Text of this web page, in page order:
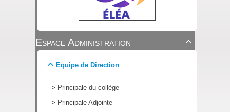

Espace Administration
Equipe de Direction
> Principale du collège
> Principale Adjointe